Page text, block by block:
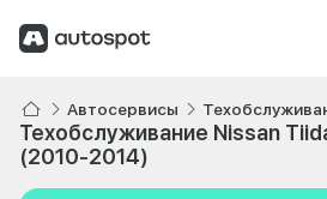
Автосервисы
Техобслуживание Nissan
(2010-2014)